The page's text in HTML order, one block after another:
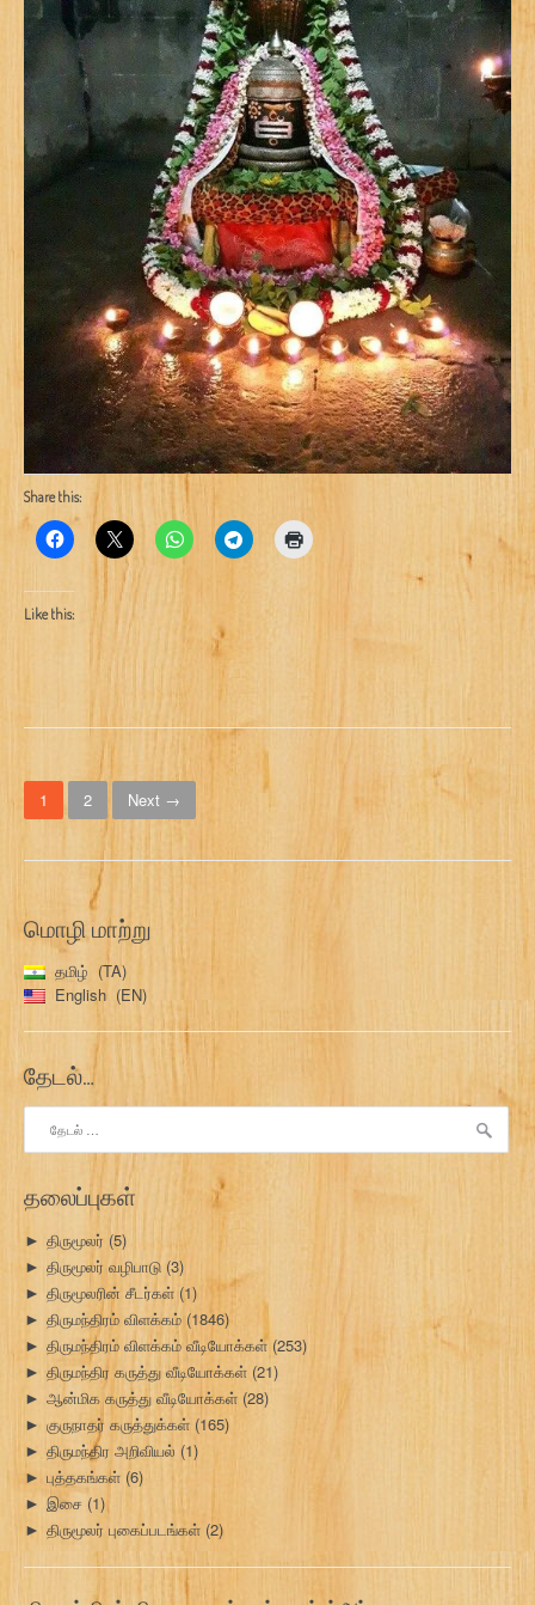
Share this:
Like this:
P
o
s
t
s
n
a
v
a
t
i
o
n
1 2 Next →
மொழி மாற்று
தமிழ்
TA
English
EN
தேடல்…
தேடு:
தலைப்புகள்
► திருமூலர் (5)
► திருமூலர் வழிபாடு (3)
► திருமூலரின் சீடர்கள் (1)
► திருமந்திரம் விளக்கம் (1846)
► திருமந்திரம் விளக்கம் வீடியோக்கள்(253)
► திருமந்திர கருத்து வீடியோக்கள் (21)
► ஆன்மிக கருத்து வீடியோக்கள் (28)
► குருநாதர் கருத்துக்கள் (165)
► திருமந்திர அறிவியல் (1)
► புத்தகங்கள் (6)
► இசை (1)
► திருமூலர் புகைப்படங்கள் (2)